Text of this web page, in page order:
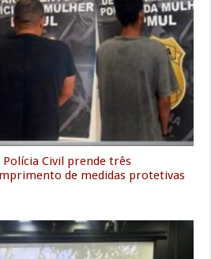
Civil prende três
de medidas protetivas